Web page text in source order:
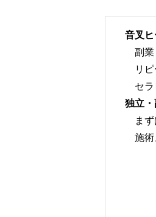
音叉
副業
リピ
セラ
独立
まず
施術
▼メ
▼具
▼メ
▼価